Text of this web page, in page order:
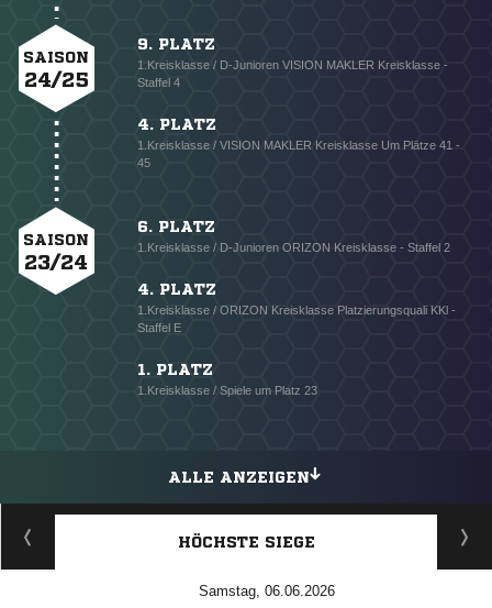
SAISON
24/25
9. PLATZ
1.Kreisklasse / D-Junioren VISION MAKLER Kreisklasse -
Staffel 4
4. PLATZ
1.Kreisklasse / VISION MAKLER Kreisklasse Um Plätze 41 -
45
SAISON
23/24
6. PLATZ
1.Kreisklasse / D-Junioren ORIZON Kreisklasse - Staffel 2
4. PLATZ
1.Kreisklasse / ORIZON Kreisklasse Platzierungsquali KKl -
Staffel E
1. PLATZ
1.Kreisklasse / Spiele um Platz 23
ALLE ANZEIGEN
HÖCHSTE SIEGE
Samstag, 06.06.2026